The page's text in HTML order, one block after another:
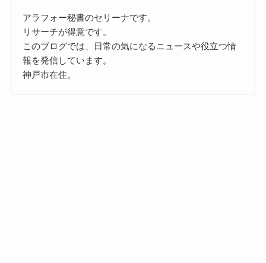
アラフォー秘書のセリーナです。
リサーチが得意です。
このブログでは、日常の気になるニュースや役立つ情
報を発信しています。
神戸市在住。